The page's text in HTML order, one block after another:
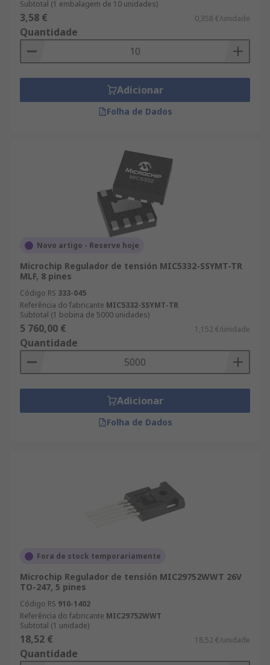
Subtotal (1 embalagem de 10 unidades)
3,58 € 0,358 €/unidade
Quantidade
Adicionar
Folha de Dados
Novo artigo - Reserve hoje
Microchip Regulador de tensión MIC5332-SSYMT-TR
MLF, 8 pines
Código RS 333-045
Referência do fabricante MIC5332-SSYMT-TR
Subtotal (1 bobina de 5000 unidades)
5 760,00 € 1,152 €/unidade
Quantidade
Adicionar
Folha de Dados
Fora de stock temporariamente
Microchip Regulador de tensión MIC29752WWT 26V
TO-247, 5 pines
Código RS 910-1402
Referência do fabricante MIC29752WWT
Subtotal (1 unidade)
18,52 € 18,52 €/unidade
Quantidade